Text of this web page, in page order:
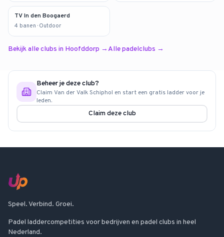
TV In den Boogaerd
4 banen · Outdoor
Bekijk alle clubs in Hoofddorp →Alle padelclubs →
Beheer je deze club?
Claim Van der Valk Schiphol en start een gratis ladder voor je
leden.
Claim deze club
Speel. Verbind. Groei.
Padel laddercompetities voor bedrijven en padel clubs in heel
Nederland.